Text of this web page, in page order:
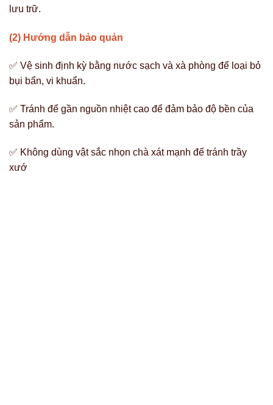
lưu trữ.
(2) Hướng dẫn bảo quản
✅ Vệ sinh định kỳ bằng nước sạch và xà phòng để loại bỏ
bụi bẩn, vi khuẩn.
✅ Tránh để gần nguồn nhiệt cao để đảm bảo độ bền của
sản phẩm.
✅ Không dùng vật sắc nhọn chà xát mạnh để tránh trầy
xướ